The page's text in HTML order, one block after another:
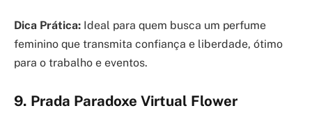
Dica Prática: Ideal para quem busca um perfume
feminino que transmita confiança e liberdade, ótimo
para o trabalho e eventos.
9. Prada Paradoxe Virtual Flower